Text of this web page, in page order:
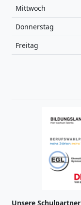
Mittwoch
Donnerstag
Freitag
Unsere Schulpartner